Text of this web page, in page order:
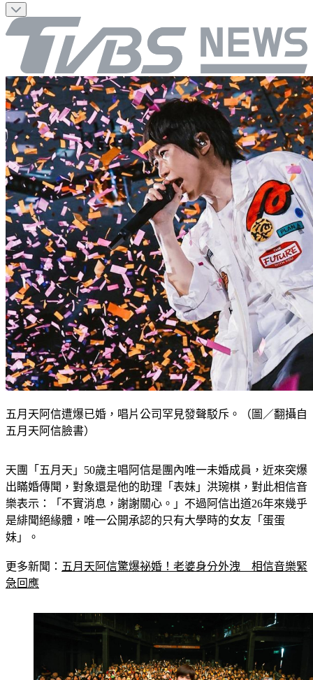
五月天阿信遭爆已婚，唱片公司罕見發聲駁斥。（圖／翻攝自
五月天阿信臉書）
天團「五月天」50歲主唱阿信是團內唯一未婚成員，近來突爆
出瞞婚傳聞，對象還是他的助理「表妹」洪琬棋，對此相信音
樂表示：「不實消息，謝謝關心。」不過阿信出道26年來幾乎
是緋聞絕緣體，唯一公開承認的只有大學時的女友「蛋蛋
妹」。
更多新聞： 五月天阿信驚爆祕婚！老婆身分外洩　相信音樂緊
急回應